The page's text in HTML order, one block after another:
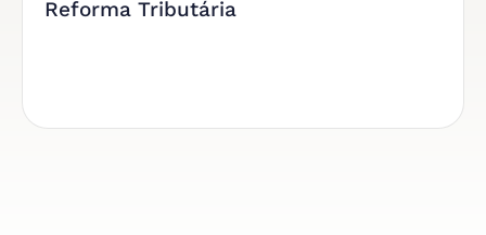
Reforma Tributária